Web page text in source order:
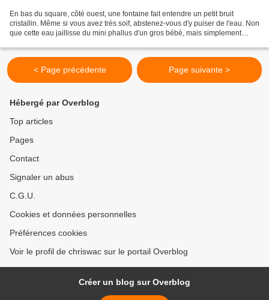
En bas du square, côté ouest, une fontaine fait entendre un petit bruit
cristallin. Même si vous avez très soif, abstenez-vous d'y puiser de l'eau. Non
que cette eau jaillisse du mini phallus d'un gros bébé, mais simplement
< Page précédente Page suivante >
Hébergé par Overblog
Top articles
Pages
Contact
Signaler un abus
C.G.U.
Cookies et données personnelles
Préférences cookies
Voir le profil de chriswac sur le portail Overblog
Créer un blog sur Overblog